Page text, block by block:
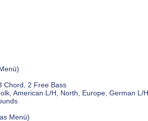
Chord, 2 Free Bass
American L/H, North, Europe, German L/
Menü)